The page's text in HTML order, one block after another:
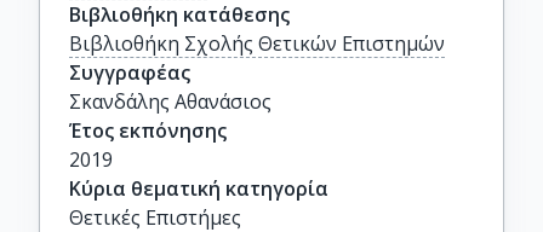
Βιβλιοθήκη κατάθεσης
Βιβλιοθήκη Σχολής Θετικών Επιστημών
Συγγραφέας
Σκανδάλης Αθανάσιος
Έτος εκπόνησης
2019
Κύρια θεματική κατηγορία
Θετικές Επιστήμες